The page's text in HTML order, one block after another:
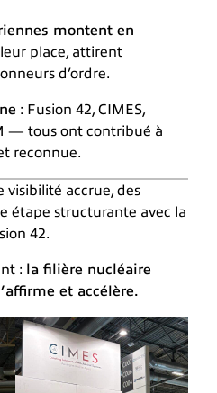
montent en
place, attirent
d’ordre.
: Fusion 42, CIMES,
— tous ont contribué à
reconnue.
visibilité accrue, des
étape structurante avec la
42.
: la filière nucléaire
et accélère.